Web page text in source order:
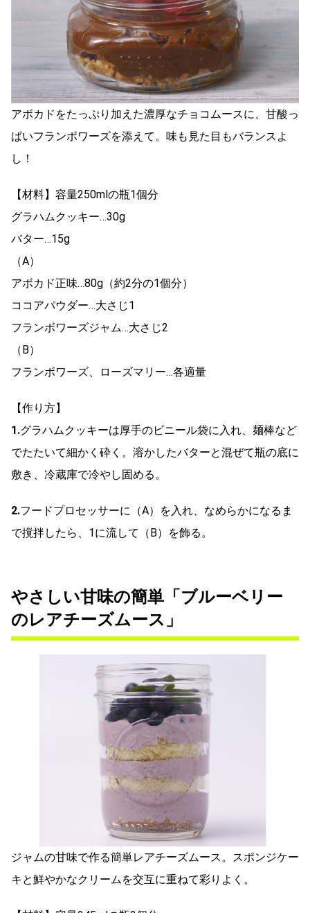
アボカドをたっぷり加えた濃厚なチョコムースに、甘酸っ
ぱいフランボワーズを添えて。味も見た目もバランスよ
し！
【材料】容量250mlの瓶1個分
グラハムクッキー…30g
バター…15g
（A）
アボカド正味…80g（約2分の1個分）
ココアパウダー…大さじ1
フランボワーズジャム…大さじ2
（B）
フランボワーズ、ローズマリー…各適量
【作り方】
1.グラハムクッキーは厚手のビニール袋に入れ、麺棒など
でたたいて細かく砕く。溶かしたバターと混ぜて瓶の底に
敷き、冷蔵庫で冷やし固める。
2.フードプロセッサーに（A）を入れ、なめらかになるま
で撹拌したら、1に流して（B）を飾る。
やさしい甘味の簡単「ブルーベリー
のレアチーズムース」
ジャムの甘味で作る簡単レアチーズムース。スポンジケー
キと鮮やかなクリームを交互に重ねて彩りよく。